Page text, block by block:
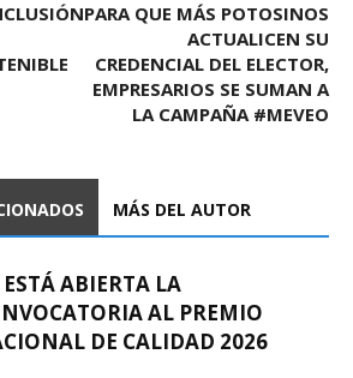
PARA QUE MÁS POTOSINOS
ACTUALICEN SU
CREDENCIAL DEL ELECTOR,
EMPRESARIOS SE SUMAN A
LA CAMPAÑA #MEVEO
MÁS DEL AUTOR
ABIERTA LA
AL PREMIO
DE CALIDAD 2026